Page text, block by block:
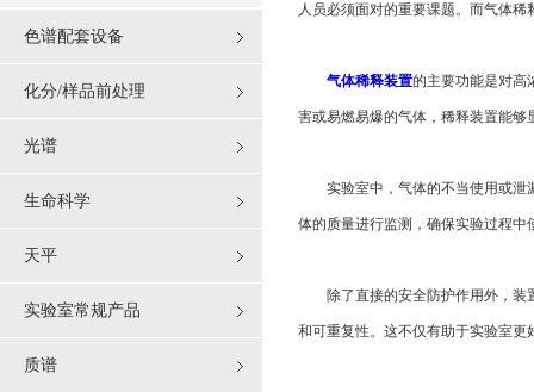
色谱配套设备
化分/样品前处理
光谱
生命科学
天平
实验室常规产品
质谱
人员必须面对的重要课题。而气体
气体稀释装置的主要功能是对高
害或易燃易爆的气体，稀释装置能
实验室中，气体的不当使用或泄漏
体的质量进行监测，确保实验过程
除了直接的安全防护作用外，装置
和可重复性。这不仅有助于实验室